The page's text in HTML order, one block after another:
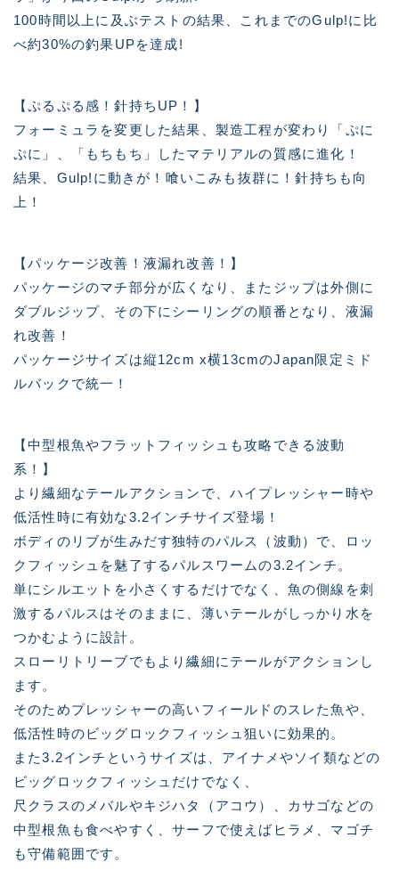
100時間以上に及ぶテストの結果、これまでのGulp!に比
べ約30%の釣果UPを達成!
【ぷるぷる感！針持ちUP！】
フォーミュラを変更した結果、製造工程が変わり「ぷに
ぷに」、「もちもち」したマテリアルの質感に進化！
結果、Gulp!に動きが！喰いこみも抜群に！針持ちも向
上！
【パッケージ改善！液漏れ改善！】
パッケージのマチ部分が広くなり、またジップは外側に
ダブルジップ、その下にシーリングの順番となり、液漏
れ改善！
パッケージサイズは縦12cm x横13cmのJapan限定ミド
ルバックで統一！
【中型根魚やフラットフィッシュも攻略できる波動
系！】
より繊細なテールアクションで、ハイプレッシャー時や
低活性時に有効な3.2インチサイズ登場！
ボディのリブが生みだす独特のパルス（波動）で、ロッ
クフィッシュを魅了するパルスワームの3.2インチ。
単にシルエットを小さくするだけでなく、魚の側線を刺
激するパルスはそのままに、薄いテールがしっかり水を
つかむように設計。
スローリトリーブでもより繊細にテールがアクションし
ます。
そのためプレッシャーの高いフィールドのスレた魚や、
低活性時のビッグロックフィッシュ狙いに効果的。
また3.2インチというサイズは、アイナメやソイ類などの
ビッグロックフィッシュだけでなく、
尺クラスのメバルやキジハタ（アコウ）、カサゴなどの
中型根魚も食べやすく、サーフで使えばヒラメ、マゴチ
も守備範囲です。